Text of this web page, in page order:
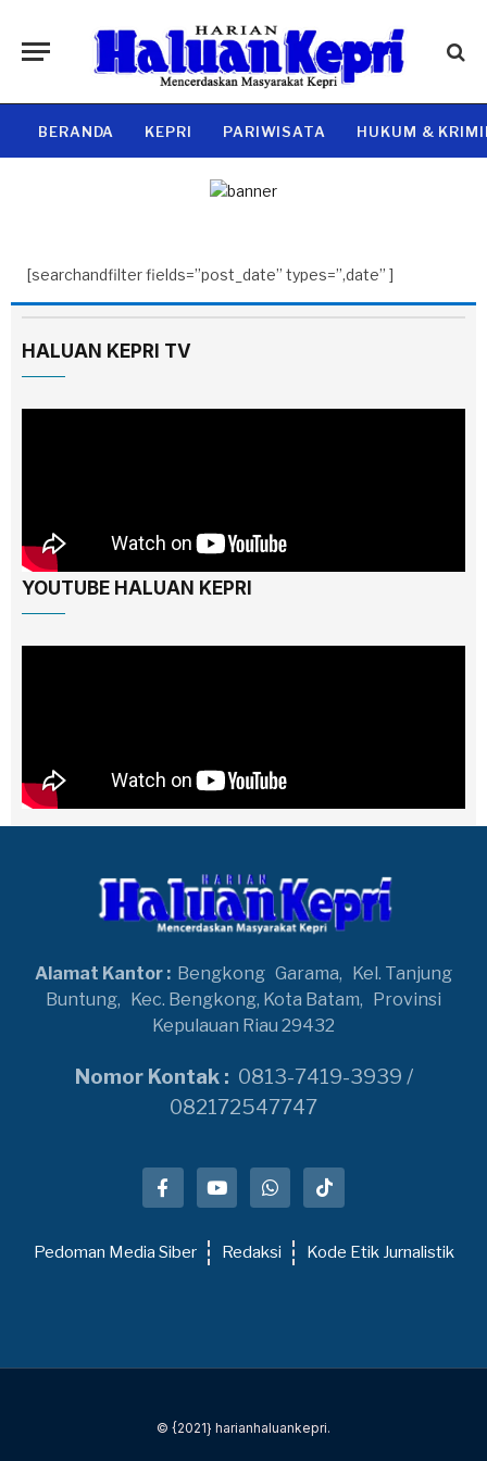
BERANDA KEPRI PARIWISATA HUKUM &
[searchandfilter fields=”post_date” types=”,date” ]
HALUAN KEPRI TV
YOUTUBE HALUAN KEPRI
Alamat Kantor : Bengkong Garama, Kel. Tanjung
Buntung, Kec. Bengkong, Kota Batam, Provinsi
Kepulauan Riau 29432
Nomor Kontak : 0813-7419-3939 /
082172547747
Pedoman Media Siber Redaksi Kode Etik Jurnalistik
© {2021} harianhaluankepri.